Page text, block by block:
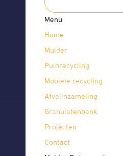
Menu
Home
Mulder
Puinrecycling
Mobiele recycling
Afvalinzameling
Granulatenbank
Projecten
Contact